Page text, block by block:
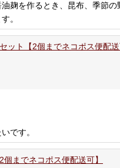
麹を作るとき、昆布、季節
。
ット【2個までネコポス便配送
です。
までネコポス便配送可】